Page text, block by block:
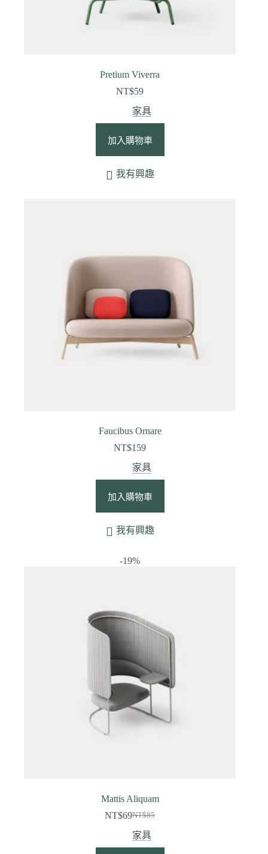
Pretium Viverra
NT$59
家具
加入購物車
我有興趣
Faucibus Ornare
NT$159
家具
加入購物車
我有興趣
-19%
Mattis Aliquam
NT$85
NT$69
家具